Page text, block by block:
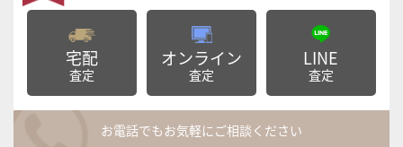
宅配
査定
オンライン
査定
LINE
査定
お電話でもお気軽にご相談ください